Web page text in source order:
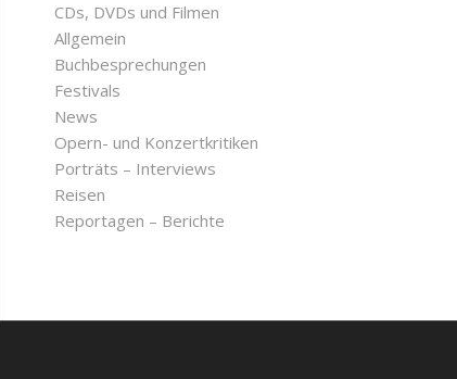
CDs, DVDs und Filmen
Allgemein
Buchbesprechungen
Festivals
News
Opern- und Konzertkritiken
Porträts – Interviews
Reisen
Reportagen – Berichte